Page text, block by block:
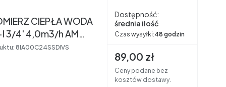
CIEPŁA WODA
3/4' 4,0m3/h AM
8IA00C24SSDIVS
Dostępność:
średnia ilość
Czas wysyłki:48 godzin
Cena brutto
89,00 zł
Ceny podane bez
kosztów dostawy.